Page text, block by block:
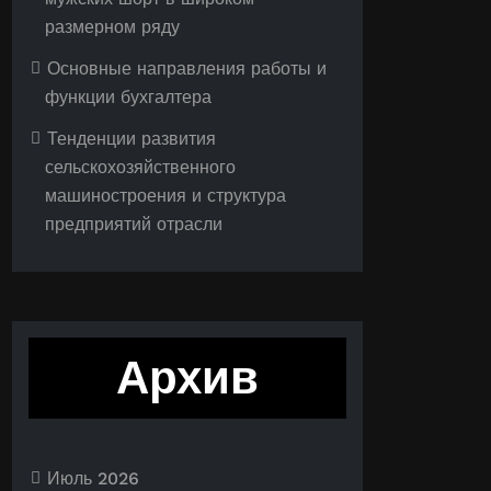
размерном ряду
Основные направления работы и
функции бухгалтера
Тенденции развития
сельскохозяйственного
машиностроения и структура
предприятий отрасли
Архив
Июль 2026